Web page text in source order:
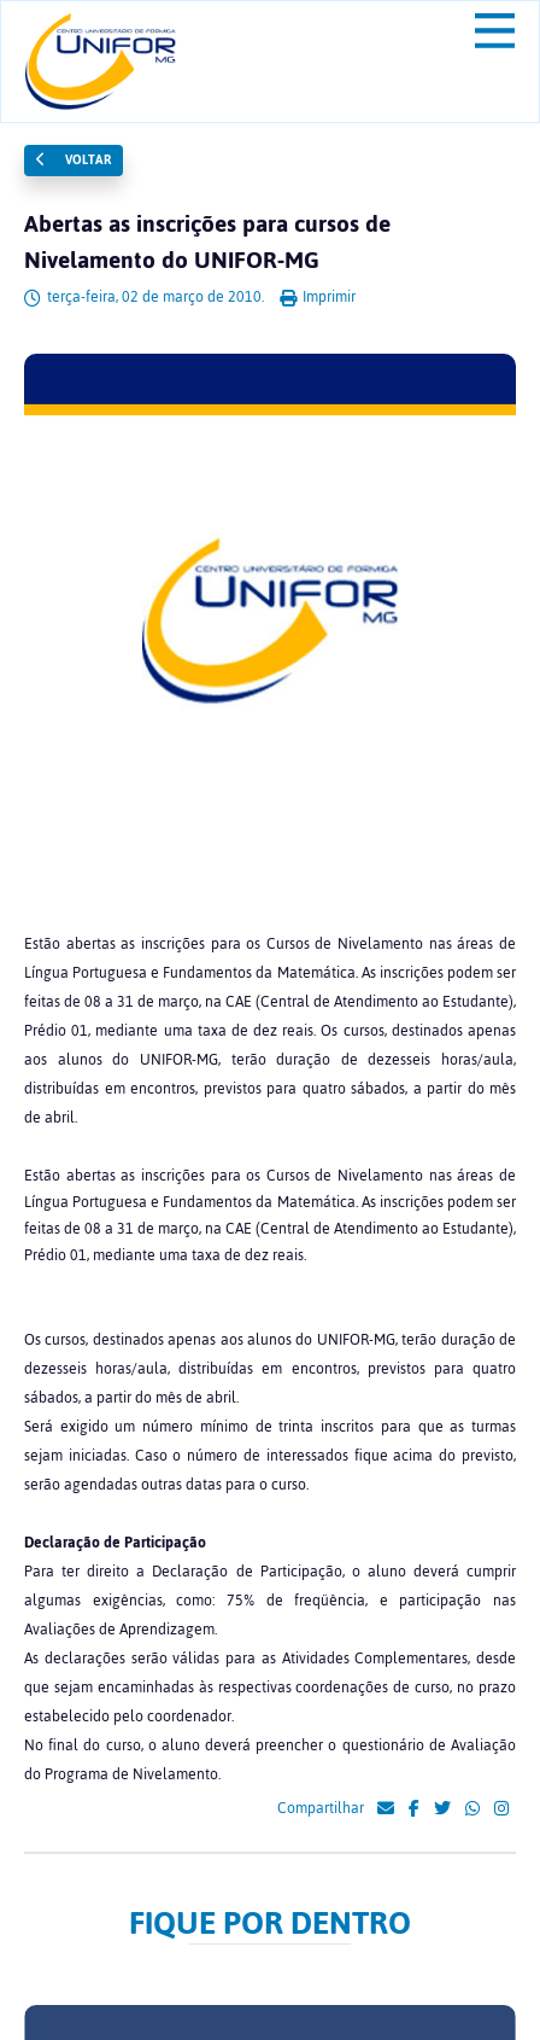
VOLTAR
Abertas as inscrições para cursos de
Nivelamento do UNIFOR-MG
terça-feira, 02 de março de 2010. Imprimir
Estão abertas as inscrições para os Cursos de Nivelamento nas áreas de
Língua Portuguesa e Fundamentos da Matemática. As inscrições podem ser
feitas de 08 a 31 de março, na CAE (Central de Atendimento ao Estudante),
Prédio 01, mediante uma taxa de dez reais. Os cursos, destinados apenas
aos alunos do UNIFOR-MG, terão duração de dezesseis horas/aula,
distribuídas em encontros, previstos para quatro sábados, a partir do mês
de abril.
Estão abertas as inscrições para os Cursos de Nivelamento nas áreas de
Língua Portuguesa e Fundamentos da Matemática. As inscrições podem ser
feitas de 08 a 31 de março, na CAE (Central de Atendimento ao Estudante),
Prédio 01, mediante uma taxa de dez reais.
Os cursos, destinados apenas aos alunos do UNIFOR-MG, terão duração de
dezesseis horas/aula, distribuídas em encontros, previstos para quatro
sábados, a partir do mês de abril.
Será exigido um número mínimo de trinta inscritos para que as turmas
sejam iniciadas. Caso o número de interessados fique acima do previsto,
serão agendadas outras datas para o curso.
Declaração de Participação
Para ter direito a Declaração de Participação, o aluno deverá cumprir
algumas exigências, como: 75% de freqüência, e participação nas
Avaliações de Aprendizagem.
As declarações serão válidas para as Atividades Complementares, desde
que sejam encaminhadas às respectivas coordenações de curso, no prazo
estabelecido pelo coordenador.
No final do curso, o aluno deverá preencher o questionário de Avaliação
do Programa de Nivelamento.
Compartilhar
FIQUE POR DENTRO